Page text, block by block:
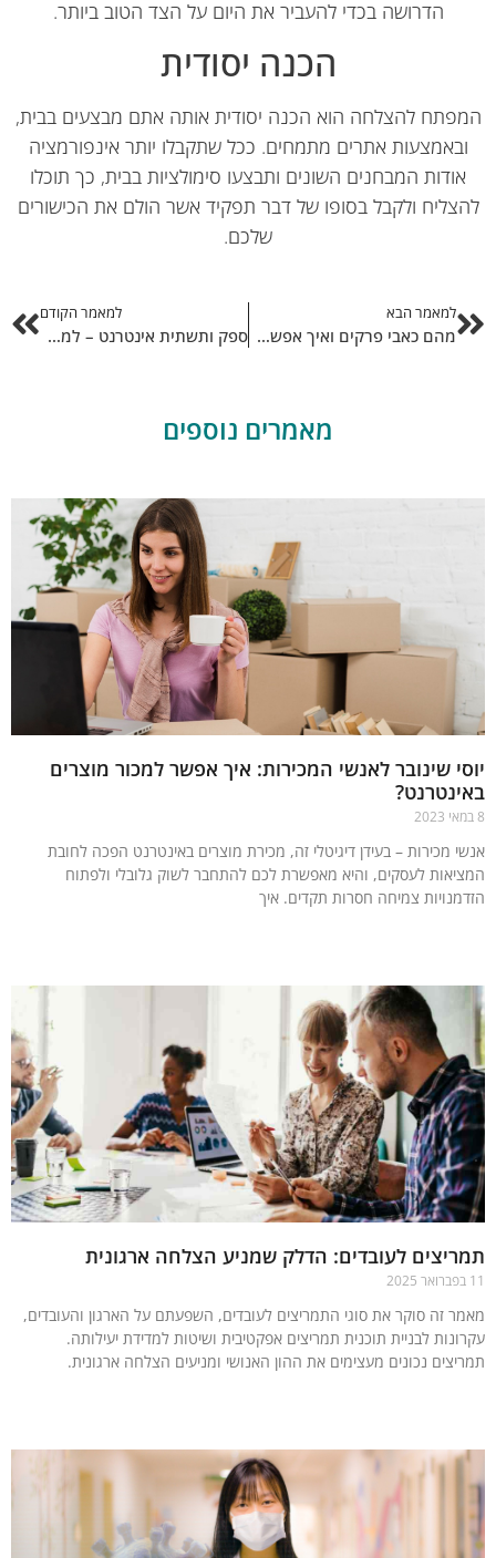
הדרושה בכדי להעביר את היום על הצד הטוב ביותר.
הכנה יסודית
להצלחה הוא הכנה יסודית אותה אתם מבצעים בבית,
אתרים מתמחים. ככל שתקבלו יותר אינפורמציה
אודות המבחנים השונים ותבצעו סימולציות בבית, כך תוכלו
ולקבל בסופו של דבר תפקיד אשר הולם את הכישורים
שלכם.
למאמר הבא
מהם כאבי פרקים ואיך אפשר להימנע מהם?
למאמר הקודם
ספק ותשתית אינטרנט – למה עדיף לשלב יחד?
מאמרים נוספים
שינובר לאנשי המכירות: איך אפשר למכור מוצרים
מכירות – בעידן דיגיטלי זה, מכירת מוצרים באינטרנט הפכה לחובת
לעסקים, והיא מאפשרת לכם להתחבר לשוק גלובלי ולפתוח
צמיחה חסרות תקדים. איך
לעובדים: הדלק שמניע הצלחה ארגונית
זה סוקר את סוגי התמריצים לעובדים, השפעתם על הארגון והעובדים,
לבניית תוכנית תמריצים אפקטיבית ושיטות למדידת יעילותה.
נכונים מעצימים את ההון האנושי ומניעים הצלחה ארגונית.